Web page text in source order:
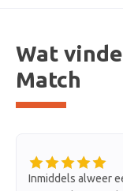
Wat
Match
gesteund door